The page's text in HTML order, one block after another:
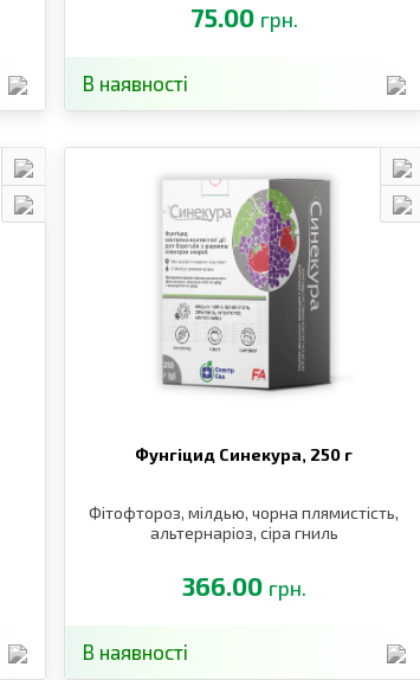
75.00 грн.
В наявності
Фунгіцид Синекура, 250 г
Фітофтороз, мілдью, чорна плямистість,
альтернаріоз, сіра гниль
366.00 грн.
В наявності